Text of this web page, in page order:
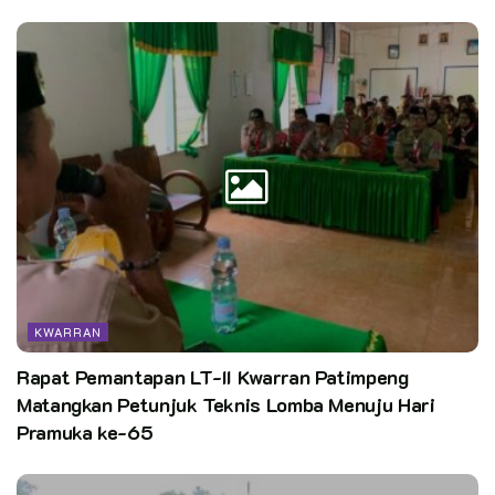
KWARRAN
Rapat Pemantapan LT-II Kwarran Patimpeng
Matangkan Petunjuk Teknis Lomba Menuju Hari
Pramuka ke-65